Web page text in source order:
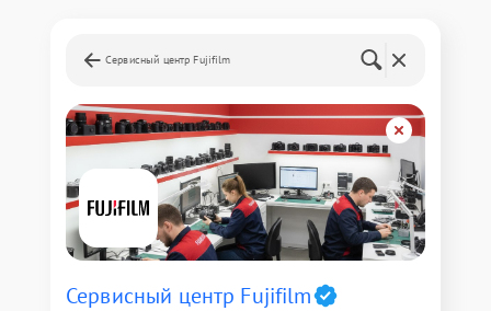
Сервисный центр Fujifilm
Сервисный центр Fujifilm